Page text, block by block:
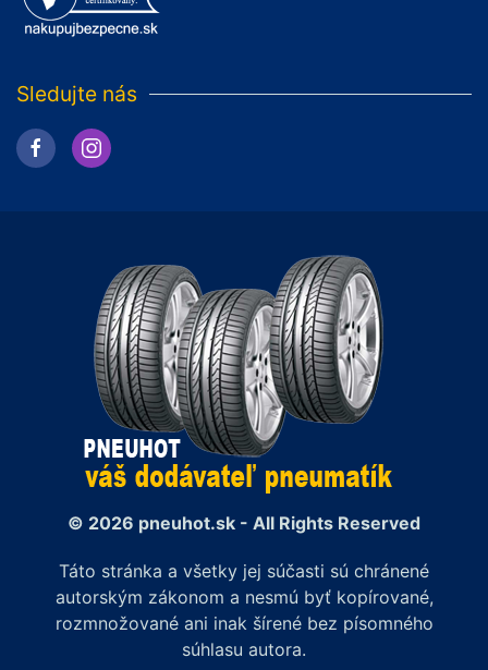
Sledujte nás
© 2026 pneuhot.sk - All Rights Reserved
Táto stránka a všetky jej súčasti sú chránené
autorským zákonom a nesmú byť kopírované,
rozmnožované ani inak šírené bez písomného
súhlasu autora.